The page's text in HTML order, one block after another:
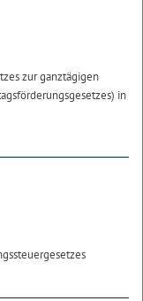
zur ganztägigen
in